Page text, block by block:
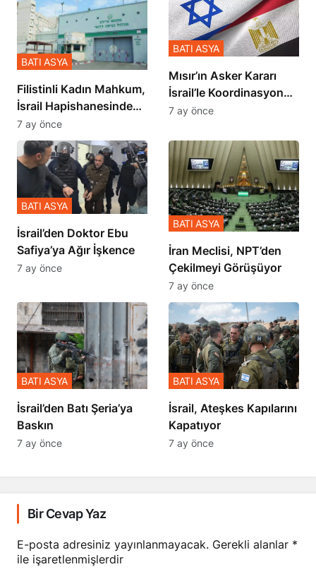
Filistinli Kadın Mahkum,
İsrail Hapishanesindeki
Zulmü Anlattı
BATI ASYA
7 ay önce
Mısır’ın Asker Kararı
İsrail’le Koordinasyon
İçinde Gerçekleşmiş
BATI ASYA
7 ay önce
İsrail’den Doktor Ebu
Safiya’ya Ağır İşkence
BATI ASYA
7 ay önce
İran Meclisi, NPT’den
Çekilmeyi Görüşüyor
BATI ASYA
7 ay önce
​​​​​​​İsrail’den Batı Şeria’ya
Baskın
BATI ASYA
7 ay önce
İsrail, Ateşkes Kapılarını
Kapatıyor
BATI ASYA
7 ay önce
Bir Cevap Yaz
E-posta adresiniz yayınlanmayacak. Gerekli alanlar *
ile işaretlenmişlerdir